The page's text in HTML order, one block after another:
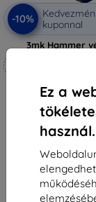
Ez a
használ.
-10%
kuponnal
3mk Hammer
6 990
6 291
Raktáron 4